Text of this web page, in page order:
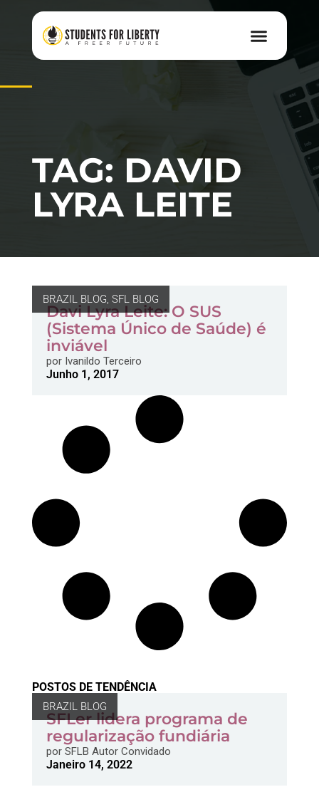
TAG: DAVID
LYRA LEITE
BRAZIL BLOG, SFL BLOG
Davi Lyra Leite: O SUS
(Sistema Único de Saúde) é
inviável
porIvanildo Terceiro
Junho 1, 2017
POSTOS DE TENDÊNCIA
BRAZIL BLOG
SFLer lidera programa de
regularização fundiária
porSFLB Autor Convidado
Janeiro 14, 2022